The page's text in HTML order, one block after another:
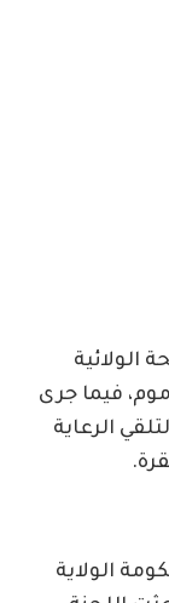
الولائية
فيما جرى
الرعاية
الولاية